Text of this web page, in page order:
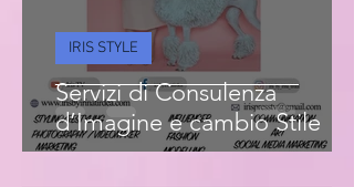
Servizi di Consulenza
d’Imagine e cambio Stile
IRIS STYLE